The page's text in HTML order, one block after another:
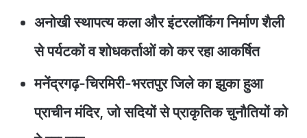
अनोखी स्थापत्य कला और इंटरलॉकिंग निर्माण शैली
से पर्यटकों व शोधकर्ताओं को कर रहा आकर्षित
मनेंद्रगढ़-चिरमिरी-भरतपुर जिले का झुका हुआ
प्राचीन मंदिर, जो सदियों से प्राकृतिक चुनौतियों को